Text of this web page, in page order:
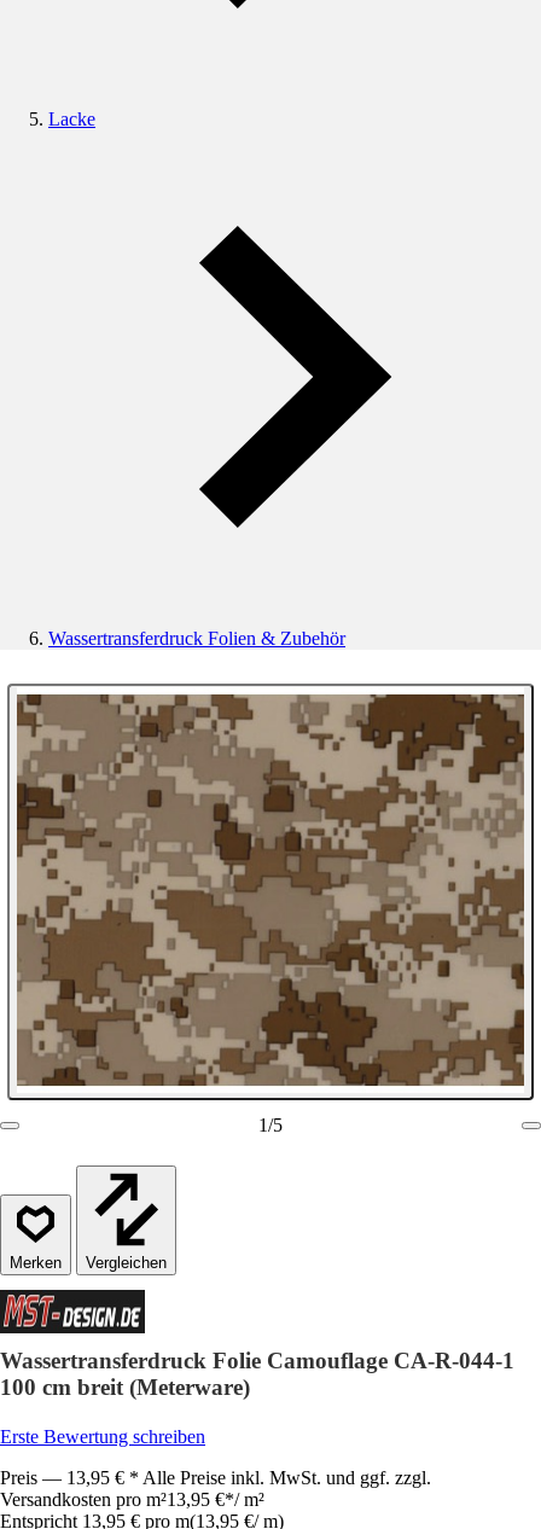
Lacke
Wassertransferdruck Folien & Zubehör
1/5
Vergleichen
Wassertransferdruck Folie Camouflage CA-R-044-1
100 cm breit (Meterware)
Erste Bewertung schreiben
Preis — 13,95 € * Alle Preise inkl. MwSt. und ggf. zzgl.
Versandkosten pro m²13,95 €*/ m²
Entspricht 13,95 € pro m(13,95 €/ m)